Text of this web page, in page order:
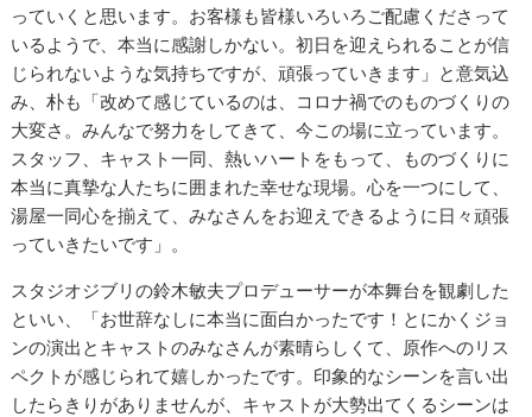
っていくと思います。お客様も皆様いろいろご配慮くださって
いるようで、本当に感謝しかない。初日を迎えられることが信
じられないような気持ちですが、頑張っていきます」と意気込
み、朴も「改めて感じているのは、コロナ禍でのものづくりの
大変さ。みんなで努力をしてきて、今この場に立っています。
スタッフ、キャスト一同、熱いハートをもって、ものづくりに
本当に真摯な人たちに囲まれた幸せな現場。心を一つにして、
湯屋一同心を揃えて、みなさんをお迎えできるように日々頑張
っていきたいです」。
スタジオジブリの鈴木敏夫プロデューサーが本舞台を観劇した
といい、「お世辞なしに本当に面白かったです！とにかくジョ
ンの演出とキャストのみなさんが素晴らしくて、原作へのリス
ペクトが感じられて嬉しかったです。印象的なシーンを言い出
したらきりがありませんが、キャストが大勢出てくるシーンは